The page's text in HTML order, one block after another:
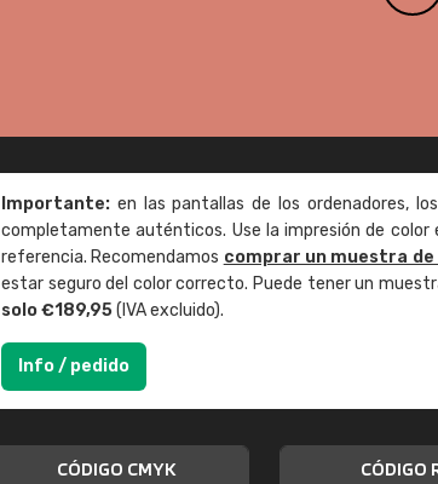
Importante: en las pantallas de los ordenadores,
completamente auténticos. Use la impresión de color
referencia. Recomendamos comprar un muestra
estar seguro del color correcto. Puede tener un
solo €189,95(IVA excluido).
Info / pedido
CÓDIGO CMYK CÓDIGO